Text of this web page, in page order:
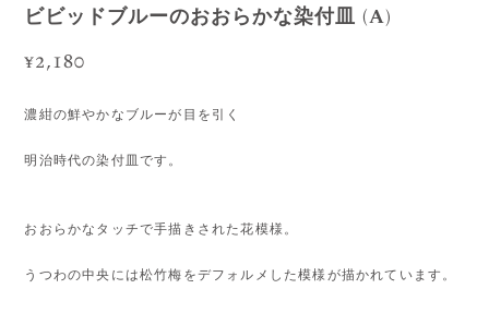
ビビッドブルーのおおらかな染付皿 (A)
¥2,180
濃紺の鮮やかなブルーが目を引く
明治時代の染付皿です。
おおらかなタッチで手描きされた花模様。
うつわの中央には松竹梅をデフォルメした模様が描かれています。